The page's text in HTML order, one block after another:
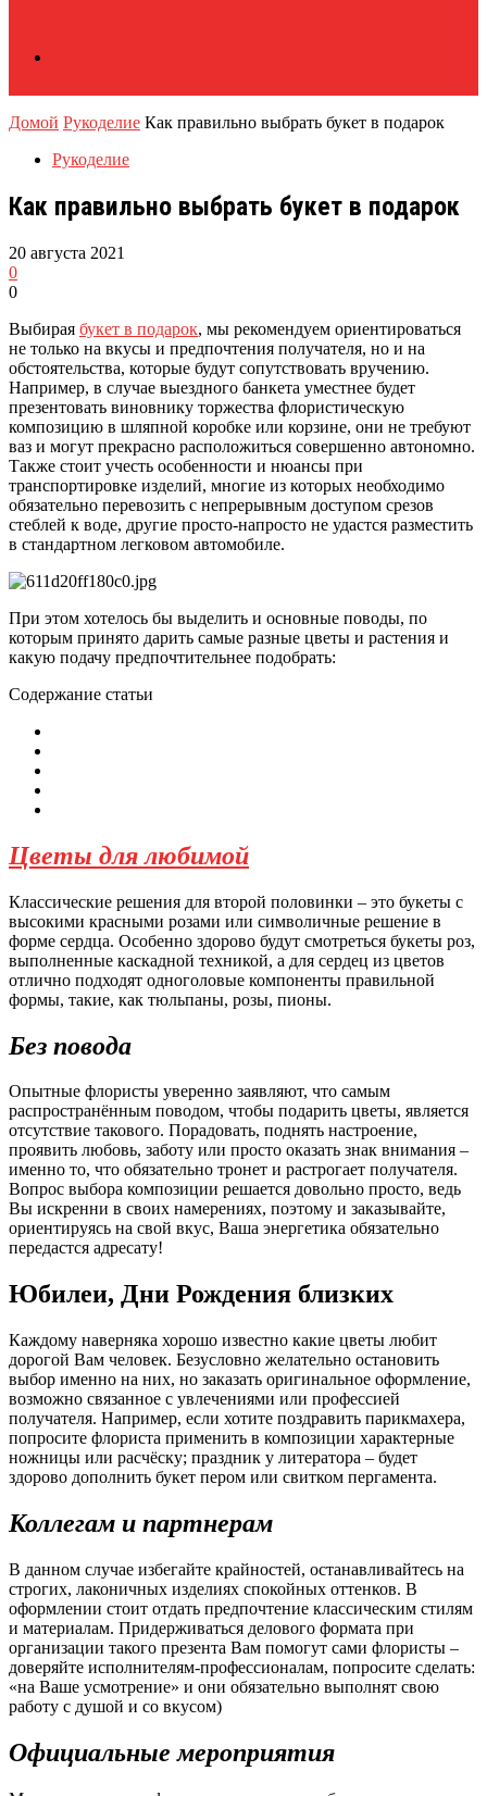
Домой Рукоделие Как правильно выбрать букет в подарок
Рукоделие
Как правильно выбрать букет в подарок
20 августа 2021
0
0
Выбирая букет в подарок, мы рекомендуем ориентироваться
не только на вкусы и предпочтения получателя, но и на
обстоятельства, которые будут сопутствовать вручению.
Например, в случае выездного банкета уместнее будет
презентовать виновнику торжества флористическую
композицию в шляпной коробке или корзине, они не требуют
ваз и могут прекрасно расположиться совершенно автономно.
Также стоит учесть особенности и нюансы при
транспортировке изделий, многие из которых необходимо
обязательно перевозить с непрерывным доступом срезов
стеблей к воде, другие просто-напросто не удастся разместить
в стандартном легковом автомобиле.
При этом хотелось бы выделить и основные поводы, по
которым принято дарить самые разные цветы и растения и
какую подачу предпочтительнее подобрать:
Содержание статьи
Цветы для любимой
Классические решения для второй половинки – это букеты с
высокими красными розами или символичные решение в
форме сердца. Особенно здорово будут смотреться букеты роз,
выполненные каскадной техникой, а для сердец из цветов
отлично подходят одноголовые компоненты правильной
формы, такие, как тюльпаны, розы, пионы.
Без повода
Опытные флористы уверенно заявляют, что самым
распространённым поводом, чтобы подарить цветы, является
отсутствие такового. Порадовать, поднять настроение,
проявить любовь, заботу или просто оказать знак внимания –
именно то, что обязательно тронет и растрогает получателя.
Вопрос выбора композиции решается довольно просто, ведь
Вы искренни в своих намерениях, поэтому и заказывайте,
ориентируясь на свой вкус, Ваша энергетика обязательно
передастся адресату!
Юбилеи, Дни Рождения близких
Каждому наверняка хорошо известно какие цветы любит
дорогой Вам человек. Безусловно желательно остановить
выбор именно на них, но заказать оригинальное оформление,
возможно связанное с увлечениями или профессией
получателя. Например, если хотите поздравить парикмахера,
попросите флориста применить в композиции характерные
ножницы или расчёску; праздник у литератора – будет
здорово дополнить букет пером или свитком пергамента.
Коллегам и партнерам
В данном случае избегайте крайностей, останавливайтесь на
строгих, лаконичных изделиях спокойных оттенков. В
оформлении стоит отдать предпочтение классическим стилям
и материалам. Придерживаться делового формата при
организации такого презента Вам помогут сами флористы –
доверяйте исполнителям-профессионалам, попросите сделать:
«на Ваше усмотрение» и они обязательно выполнят свою
работу с душой и со вкусом)
Официальные мероприятия